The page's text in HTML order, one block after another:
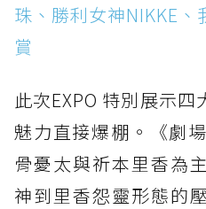
珠、勝利女神NIKKE
賞
此次EXPO 特別展示
魅力直接爆棚。《劇
骨憂太與祈本里香為
神到里香怨靈形態的